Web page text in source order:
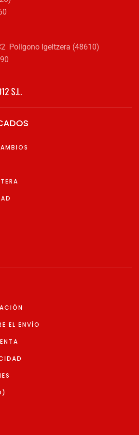
Poligono Igeltzera (48610)
S.L.
EL ENVÍO